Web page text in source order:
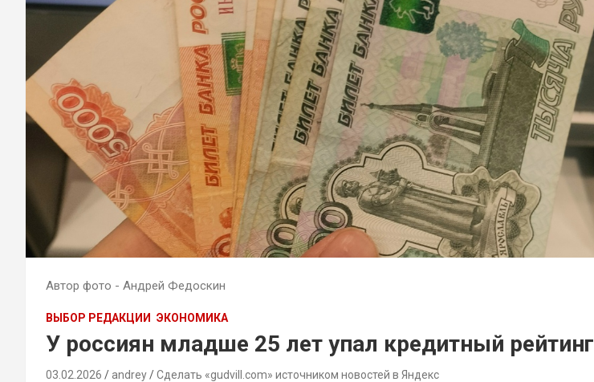
Автор фото - Андрей Федоскин
ВЫБОР РЕДАКЦИИ ЭКОНОМИКА
У россиян младше 25 лет упал кредитный рейтинг
03.02.2026 andrey Сделать «gudvill.com» источником новостей в Яндекс